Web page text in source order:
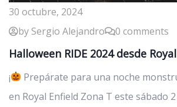
30 octubre, 2024
by Sergio Alejandro
0 comments
Halloween RIDE 2024 desde
¡
Prepárate para una noche
en Royal Enfield Zona T este sábado